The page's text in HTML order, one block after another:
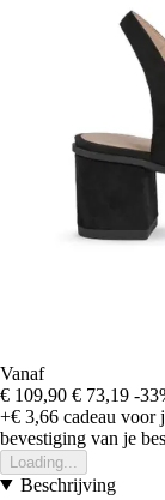
Vanaf
€ 109,90 € 73,19 -
+€ 3,66 cadeau voor
bevestiging van je
Loading...
Beschrijving